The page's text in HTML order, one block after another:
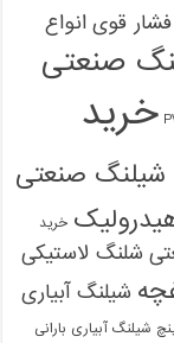
قوی انواع
صنعتی
خرید
شیلنگ صنعتی
خرید
شلنگ لاستیکی
شیلنگ آبیاری